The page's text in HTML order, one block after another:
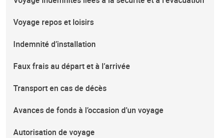
Voyage repos et loisirs
Indemnité d’installation
Faux frais au départ et à l’arrivée
Transport en cas de décès
Avances de fonds à l’occasion d’un voyage
Autorisation de voyage